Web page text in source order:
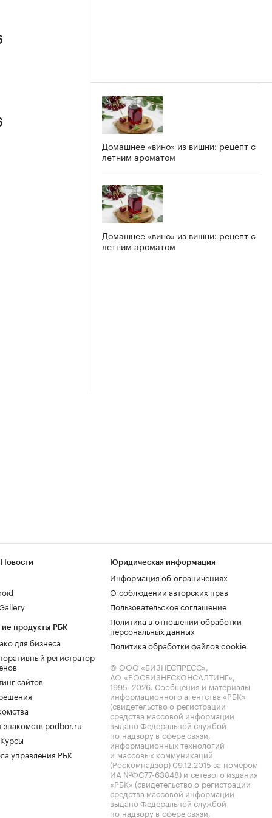
Домашнее «вино» из вишни: рецепт с
летним ароматом
Домашнее «вино» из вишни: рецепт с
летним ароматом
продукты РБК
для бизнеса
регистратор
сайтов
знакомств podbor.ru
управления РБК
Юридическая информация
Информация об ограничениях
О соблюдении авторских прав
Пользовательское соглашение
Политика в отношении обработки
персональных данных
Политика обработки файлов cookie
© ООО «БИЗНЕСПРЕСС»,
АО «РОСБИЗНЕСКОНСАЛТИНГ»,
1995–2026. Сообщения и материалы
информационного агентства «РБК»
(свидетельство о регистрации
средства массовой информации
выдано Федеральной службой
по надзору в сфере связи,
информационных технологий
и массовых коммуникаций
(Роскомнадзор) 09.12.2015 за номером
ИА №ФС77-63848) и сетевого издания
«РБК» (свидетельство о регистрации
средства массовой информации
выдано Федеральной службой
по надзору в сфере связи,